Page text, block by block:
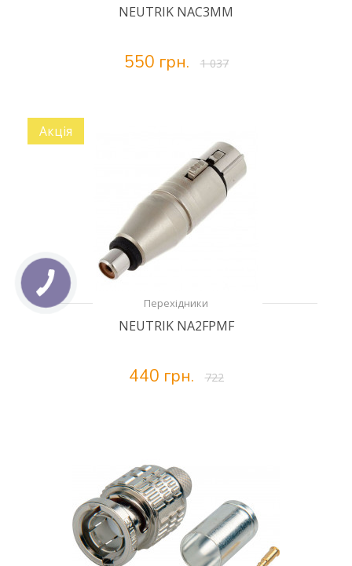
NEUTRIK NAC3MM
550 грн. 1 037
Перехідники
NEUTRIK NA2FPMF
440 грн. 722
Акція